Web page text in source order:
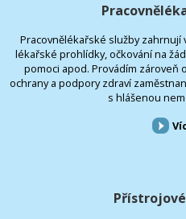
Pracovnělékařské služby
lékařské prohlídky, očkování na
pomoci apod. Provádím zároveň
ochrany a podpory zdraví
s hlášenou